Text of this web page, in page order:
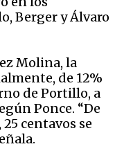
Berger y Álvaro
Molina, la
de 12%
de Portillo, a
Ponce. “De
centavos se